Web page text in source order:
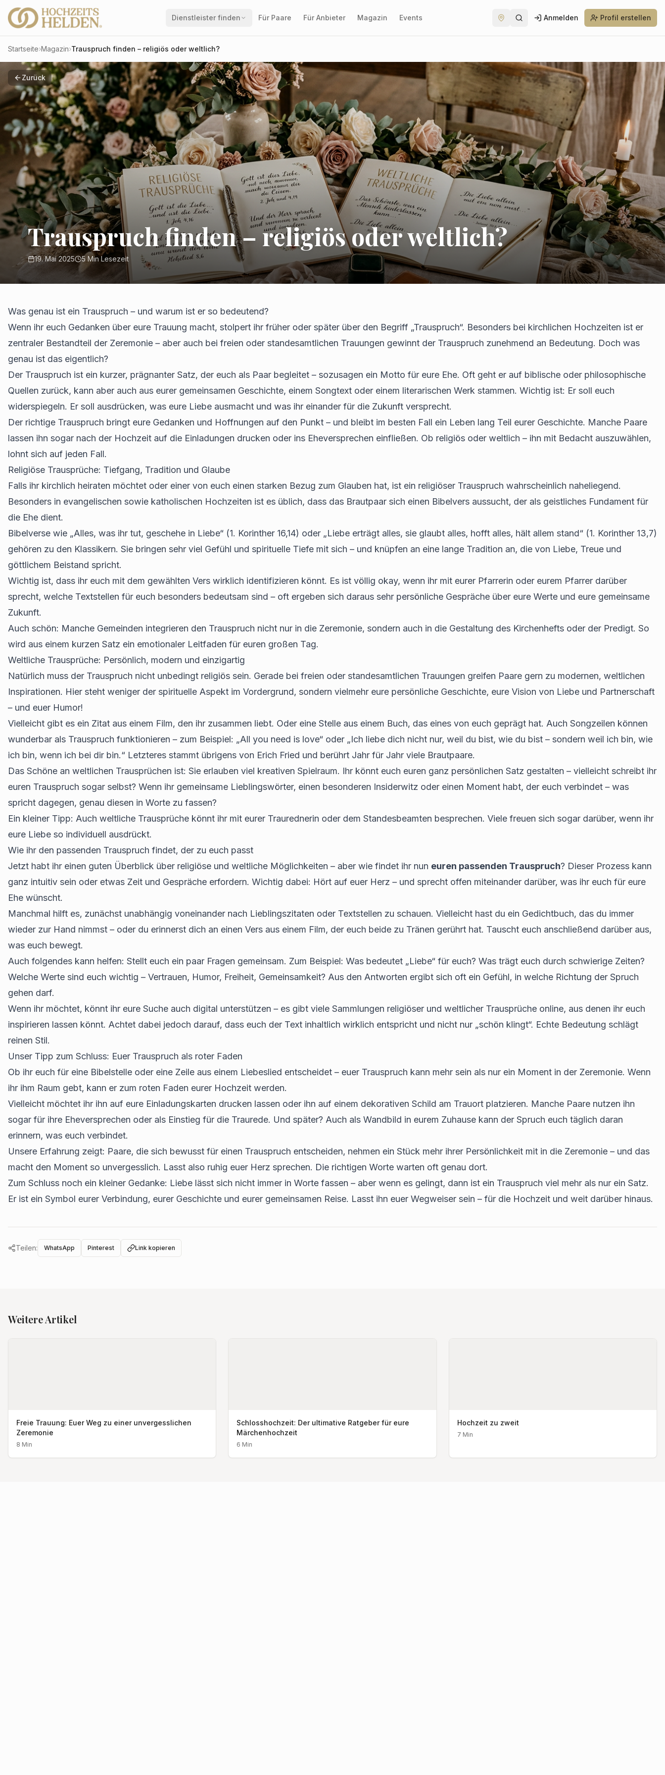
Dienstleister finden Für Paare Für Anbieter Magazin Events Anmelden Profil erstellen
Startseite›Magazin›Trauspruch finden – religiös oder weltlich?
Zurück
Trauspruch finden – religiös oder weltlich?
19. Mai 2025 5 Min Lesezeit
Was genau ist ein Trauspruch – und warum ist er so bedeutend?
Wenn ihr euch Gedanken über eure Trauung macht, stolpert ihr früher oder später über den Begriff „Trauspruch“. Besonders bei kirchlichen Hochzeiten ist er
zentraler Bestandteil der Zeremonie – aber auch bei freien oder standesamtlichen Trauungen gewinnt der Trauspruch zunehmend an Bedeutung. Doch was
genau ist das eigentlich?
Der Trauspruch ist ein kurzer, prägnanter Satz, der euch als Paar begleitet – sozusagen ein Motto für eure Ehe. Oft geht er auf biblische oder philosophische
Quellen zurück, kann aber auch aus eurer gemeinsamen Geschichte, einem Songtext oder einem literarischen Werk stammen. Wichtig ist: Er soll euch
widerspiegeln. Er soll ausdrücken, was eure Liebe ausmacht und was ihr einander für die Zukunft versprecht.
Der richtige Trauspruch bringt eure Gedanken und Hoffnungen auf den Punkt – und bleibt im besten Fall ein Leben lang Teil eurer Geschichte. Manche Paare
lassen ihn sogar nach der Hochzeit auf die Einladungen drucken oder ins Eheversprechen einfließen. Ob religiös oder weltlich – ihn mit Bedacht auszuwählen,
lohnt sich auf jeden Fall.
Religiöse Trausprüche: Tiefgang, Tradition und Glaube
Falls ihr kirchlich heiraten möchtet oder einer von euch einen starken Bezug zum Glauben hat, ist ein religiöser Trauspruch wahrscheinlich naheliegend.
Besonders in evangelischen sowie katholischen Hochzeiten ist es üblich, dass das Brautpaar sich einen Bibelvers aussucht, der als geistliches Fundament für
die Ehe dient.
Bibelverse wie „Alles, was ihr tut, geschehe in Liebe“ (1. Korinther 16,14) oder „Liebe erträgt alles, sie glaubt alles, hofft alles, hält allem stand“ (1. Korinther 13,7)
gehören zu den Klassikern. Sie bringen sehr viel Gefühl und spirituelle Tiefe mit sich – und knüpfen an eine lange Tradition an, die von Liebe, Treue und
göttlichem Beistand spricht.
Wichtig ist, dass ihr euch mit dem gewählten Vers wirklich identifizieren könnt. Es ist völlig okay, wenn ihr mit eurer Pfarrerin oder eurem Pfarrer darüber
sprecht, welche Textstellen für euch besonders bedeutsam sind – oft ergeben sich daraus sehr persönliche Gespräche über eure Werte und eure gemeinsame
Zukunft.
Auch schön: Manche Gemeinden integrieren den Trauspruch nicht nur in die Zeremonie, sondern auch in die Gestaltung des Kirchenhefts oder der Predigt. So
wird aus einem kurzen Satz ein emotionaler Leitfaden für euren großen Tag.
Weltliche Trausprüche: Persönlich, modern und einzigartig
Natürlich muss der Trauspruch nicht unbedingt religiös sein. Gerade bei freien oder standesamtlichen Trauungen greifen Paare gern zu modernen, weltlichen
Inspirationen. Hier steht weniger der spirituelle Aspekt im Vordergrund, sondern vielmehr eure persönliche Geschichte, eure Vision von Liebe und Partnerschaft
– und euer Humor!
Vielleicht gibt es ein Zitat aus einem Film, den ihr zusammen liebt. Oder eine Stelle aus einem Buch, das eines von euch geprägt hat. Auch Songzeilen können
wunderbar als Trauspruch funktionieren – zum Beispiel: „All you need is love“ oder „Ich liebe dich nicht nur, weil du bist, wie du bist – sondern weil ich bin, wie
ich bin, wenn ich bei dir bin.“ Letzteres stammt übrigens von Erich Fried und berührt Jahr für Jahr viele Brautpaare.
Das Schöne an weltlichen Trausprüchen ist: Sie erlauben viel kreativen Spielraum. Ihr könnt euch euren ganz persönlichen Satz gestalten – vielleicht schreibt ihr
euren Trauspruch sogar selbst? Wenn ihr gemeinsame Lieblingswörter, einen besonderen Insiderwitz oder einen Moment habt, der euch verbindet – was
spricht dagegen, genau diesen in Worte zu fassen?
Ein kleiner Tipp: Auch weltliche Trausprüche könnt ihr mit eurer Traurednerin oder dem Standesbeamten besprechen. Viele freuen sich sogar darüber, wenn ihr
eure Liebe so individuell ausdrückt.
Wie ihr den passenden Trauspruch findet, der zu euch passt
Jetzt habt ihr einen guten Überblick über religiöse und weltliche Möglichkeiten – aber wie findet ihr nun euren passenden Trauspruch? Dieser Prozess kann
ganz intuitiv sein oder etwas Zeit und Gespräche erfordern. Wichtig dabei: Hört auf euer Herz – und sprecht offen miteinander darüber, was ihr euch für eure
Ehe wünscht.
Manchmal hilft es, zunächst unabhängig voneinander nach Lieblingszitaten oder Textstellen zu schauen. Vielleicht hast du ein Gedichtbuch, das du immer
wieder zur Hand nimmst – oder du erinnerst dich an einen Vers aus einem Film, der euch beide zu Tränen gerührt hat. Tauscht euch anschließend darüber aus,
was euch bewegt.
Auch folgendes kann helfen: Stellt euch ein paar Fragen gemeinsam. Zum Beispiel: Was bedeutet „Liebe“ für euch? Was trägt euch durch schwierige Zeiten?
Welche Werte sind euch wichtig – Vertrauen, Humor, Freiheit, Gemeinsamkeit? Aus den Antworten ergibt sich oft ein Gefühl, in welche Richtung der Spruch
gehen darf.
Wenn ihr möchtet, könnt ihr eure Suche auch digital unterstützen – es gibt viele Sammlungen religiöser und weltlicher Trausprüche online, aus denen ihr euch
inspirieren lassen könnt. Achtet dabei jedoch darauf, dass euch der Text inhaltlich wirklich entspricht und nicht nur „schön klingt“. Echte Bedeutung schlägt
reinen Stil.
Unser Tipp zum Schluss: Euer Trauspruch als roter Faden
Ob ihr euch für eine Bibelstelle oder eine Zeile aus einem Liebeslied entscheidet – euer Trauspruch kann mehr sein als nur ein Moment in der Zeremonie. Wenn
ihr ihm Raum gebt, kann er zum roten Faden eurer Hochzeit werden.
Vielleicht möchtet ihr ihn auf eure Einladungskarten drucken lassen oder ihn auf einem dekorativen Schild am Trauort platzieren. Manche Paare nutzen ihn
sogar für ihre Eheversprechen oder als Einstieg für die Traurede. Und später? Auch als Wandbild in eurem Zuhause kann der Spruch euch täglich daran
erinnern, was euch verbindet.
Unsere Erfahrung zeigt: Paare, die sich bewusst für einen Trauspruch entscheiden, nehmen ein Stück mehr ihrer Persönlichkeit mit in die Zeremonie – und das
macht den Moment so unvergesslich. Lasst also ruhig euer Herz sprechen. Die richtigen Worte warten oft genau dort.
Zum Schluss noch ein kleiner Gedanke: Liebe lässt sich nicht immer in Worte fassen – aber wenn es gelingt, dann ist ein Trauspruch viel mehr als nur ein Satz.
Er ist ein Symbol eurer Verbindung, eurer Geschichte und eurer gemeinsamen Reise. Lasst ihn euer Wegweiser sein – für die Hochzeit und weit darüber hinaus.
Teilen: WhatsApp Pinterest Link kopieren
Weitere Artikel
Freie Trauung: Euer Weg zu einer unvergesslichen
Zeremonie
8 Min
Schlosshochzeit: Der ultimative Ratgeber für eure
Märchenhochzeit
6 Min
Hochzeit zu zweit
7 Min